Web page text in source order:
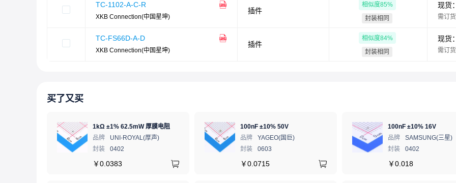
TC-1102-A-C-R
XKB Connection(中国星坤)
插件
相似度85%
封装相同
现货
需订货
TC-FS66D-A-D
XKB Connection(中国星坤)
插件
相似度84%
封装相同
现货
需订货
买了又买
1kΩ ±1% 62.5mW 厚膜电阻
品牌
UNI-ROYAL(厚声)
封装
0402
￥0.0383
100nF ±10% 50V
品牌
YAGEO(国巨)
封装
0603
￥0.0715
100nF ±10% 16V
品牌
SAMSUNG(三星)
封装
0402
￥0.018